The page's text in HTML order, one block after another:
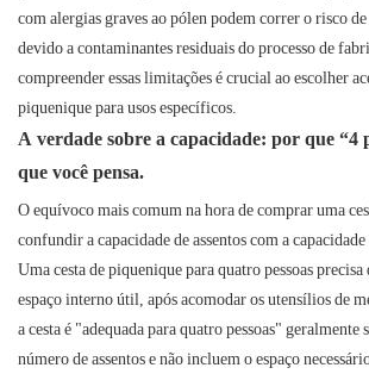
com alergias graves ao pólen podem correr o risco
devido a contaminantes residuais do processo de
compreender essas limitações é crucial ao escolher
piquenique para usos específicos.
A verdade sobre a capacidade: por que “4
que você pensa.
O equívoco mais comum na hora de comprar uma
confundir a capacidade de assentos com a
Uma cesta de piquenique para quatro pessoas
espaço interno útil, após acomodar os utensílios de
a cesta é "adequada para quatro pessoas" geralmente
número de assentos e não incluem o espaço